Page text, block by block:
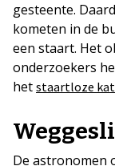
gesteente.
kometen in de
een staart. Het
onderzoekers
het staartloze
De astronomen